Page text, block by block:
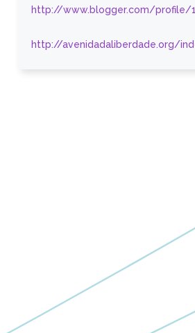
http://www.blogger.com/profile/
http://avenidadaliberdade.org/